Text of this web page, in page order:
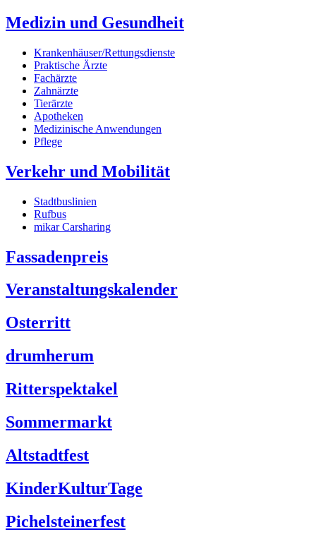
Medizin und Gesundheit
Krankenhäuser/Rettungsdienste
Praktische Ärzte
Fachärzte
Zahnärzte
Tierärzte
Apotheken
Medizinische Anwendungen
Pflege
Verkehr und Mobilität
Stadtbuslinien
Rufbus
mikar Carsharing
Fassadenpreis
Veranstaltungskalender
Osterritt
drumherum
Ritterspektakel
Sommermarkt
Altstadtfest
KinderKulturTage
Pichelsteinerfest